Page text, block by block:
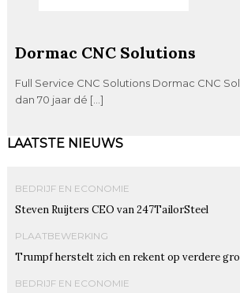
Dormac CNC Solutions
Full Service CNC Solutions Dormac CNC
dan 70 jaar dé […]
LAATSTE NIEUWS
BEDRIJF EN ECONOMIE
Steven Ruijters CEO van 247TailorSteel
PLAATBEWERKING
Trumpf herstelt zich en rekent op verdere
BEDRIJF EN ECONOMIE